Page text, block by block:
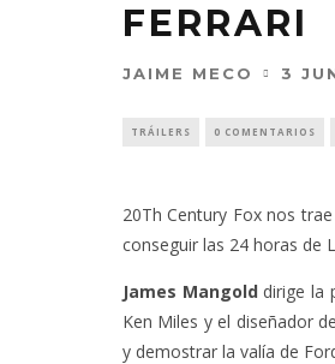
FERRARI
JAIME MECO 3
TRÁILERS 0 COMENTARIOS
20Th Century Fox nos
conseguir las 24 horas de
James Mangold dirige la
Ken Miles y el diseñador
y demostrar la valía de